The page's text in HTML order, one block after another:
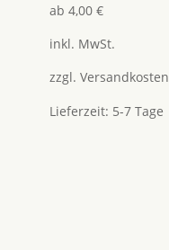
Bewertet
mit
von 5
ab4,00€
inkl. MwSt.
zzgl.Versandkosten
Lieferzeit: 5-7 Tage